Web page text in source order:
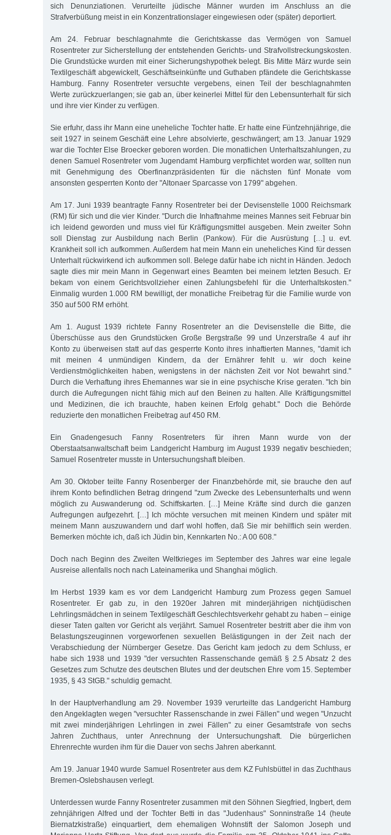
sich Denunziationen. Verurteilte jüdische Männer wurden im Anschluss an die
Strafverbüßung meist in ein Konzentrationslager eingewiesen oder (später) deportiert.
Am 24. Februar beschlagnahmte die Gerichtskasse das Vermögen von Samuel
Rosentreter zur Sicherstellung der entstehenden Gerichts- und Strafvollstreckungskosten.
Die Grundstücke wurden mit einer Sicherungshypothek belegt. Bis Mitte März wurde sein
Textilgeschäft abgewickelt, Geschäftseinkünfte und Guthaben pfändete die Gerichtskasse
Hamburg. Fanny Rosentreter versuchte vergebens, einen Teil der beschlagnahmten
Werte zurückzuerlangen; sie gab an, über keinerlei Mittel für den Lebensunterhalt für sich
und ihre vier Kinder zu verfügen.
Sie erfuhr, dass ihr Mann eine uneheliche Tochter hatte. Er hatte eine Fünfzehnjährige, die
seit 1927 in seinem Geschäft eine Lehre absolvierte, geschwängert; am 13. Januar 1929
war die Tochter Else Broecker geboren worden. Die monatlichen Unterhaltszahlungen, zu
denen Samuel Rosentreter vom Jugendamt Hamburg verpflichtet worden war, sollten nun
mit Genehmigung des Oberfinanzpräsidenten für die nächsten fünf Monate vom
ansonsten gesperrten Konto der "Altonaer Sparcasse von 1799" abgehen.
Am 17. Juni 1939 beantragte Fanny Rosentreter bei der Devisenstelle 1000 Reichsmark
(RM) für sich und die vier Kinder. "Durch die Inhaftnahme meines Mannes seit Februar bin
ich leidend geworden und muss viel für Kräftigungsmittel ausgeben. Mein zweiter Sohn
soll Dienstag zur Ausbildung nach Berlin (Pankow). Für die Ausrüstung […] u. evt.
Krankheit soll ich aufkommen. Außerdem hat mein Mann ein uneheliches Kind für dessen
Unterhalt rückwirkend ich aufkommen soll. Belege dafür habe ich nicht in Händen. Jedoch
sagte dies mir mein Mann in Gegenwart eines Beamten bei meinem letzten Besuch. Er
bekam von einem Gerichtsvollzieher einen Zahlungsbefehl für die Unterhaltskosten."
Einmalig wurden 1.000 RM bewilligt, der monatliche Freibetrag für die Familie wurde von
350 auf 500 RM erhöht.
Am 1. August 1939 richtete Fanny Rosentreter an die Devisenstelle die Bitte, die
Überschüsse aus den Grundstücken Große Bergstraße 99 und Unzerstraße 4 auf ihr
Konto zu überweisen statt auf das gesperrte Konto ihres inhaftierten Mannes, "damit ich
mit meinen 4 unmündigen Kindern, da der Ernährer fehlt u. wir doch keine
Verdienstmöglichkeiten haben, wenigstens in der nächsten Zeit vor Not bewahrt sind."
Durch die Verhaftung ihres Ehemannes war sie in eine psychische Krise geraten. "Ich bin
durch die Aufregungen nicht fähig mich auf den Beinen zu halten. Alle Kräftigungsmittel
und Medizinen, die ich brauchte, haben keinen Erfolg gehabt." Doch die Behörde
reduzierte den monatlichen Freibetrag auf 450 RM.
Ein Gnadengesuch Fanny Rosentreters für ihren Mann wurde von der
Oberstaatsanwaltschaft beim Landgericht Hamburg im August 1939 negativ beschieden;
Samuel Rosentreter musste in Untersuchungshaft bleiben.
Am 30. Oktober teilte Fanny Rosenberger der Finanzbehörde mit, sie brauche den auf
ihrem Konto befindlichen Betrag dringend "zum Zwecke des Lebensunterhalts und wenn
möglich zu Auswanderung od. Schiffskarten. […] Meine Kräfte sind durch die ganzen
Aufregungen aufgezehrt. […] Ich möchte versuchen mit meinen Kindern und später mit
meinem Mann auszuwandern und darf wohl hoffen, daß Sie mir behilflich sein werden.
Bemerken möchte ich, daß ich Jüdin bin, Kennkarten No.: A 00 608."
Doch nach Beginn des Zweiten Weltkrieges im September des Jahres war eine legale
Ausreise allenfalls noch nach Lateinamerika und Shanghai möglich.
Im Herbst 1939 kam es vor dem Landgericht Hamburg zum Prozess gegen Samuel
Rosentreter. Er gab zu, in den 1920er Jahren mit minderjährigen nichtjüdischen
Lehrlingsmädchen in seinem Textilgeschäft Geschlechtsverkehr gehabt zu haben – einige
dieser Taten galten vor Gericht als verjährt. Samuel Rosentreter bestritt aber die ihm von
Belastungszeuginnen vorgeworfenen sexuellen Belästigungen in der Zeit nach der
Verabschiedung der Nürnberger Gesetze. Das Gericht kam jedoch zu dem Schluss, er
habe sich 1938 und 1939 "der versuchten Rassenschande gemäß § 2.5 Absatz 2 des
Gesetzes zum Schutze des deutschen Blutes und der deutschen Ehre vom 15. September
1935, § 43 StGB." schuldig gemacht.
In der Hauptverhandlung am 29. November 1939 verurteilte das Landgericht Hamburg
den Angeklagten wegen "versuchter Rassenschande in zwei Fällen" und wegen "Unzucht
mit zwei minderjährigen Lehrlingen in zwei Fällen" zu einer Gesamtstrafe von sechs
Jahren Zuchthaus, unter Anrechnung der Untersuchungshaft. Die bürgerlichen
Ehrenrechte wurden ihm für die Dauer von sechs Jahren aberkannt.
Am 19. Januar 1940 wurde Samuel Rosentreter aus dem KZ Fuhlsbüttel in das Zuchthaus
Bremen-Oslebshausen verlegt.
Unterdessen wurde Fanny Rosentreter zusammen mit den Söhnen Siegfried, Ingbert, dem
zehnjährigen Alfred und der Tochter Betti in das "Judenhaus" Sonninstraße 14 (heute
Biernatzkistraße) einquartiert, dem ehemaligen Wohnstift der Salomon Joseph und